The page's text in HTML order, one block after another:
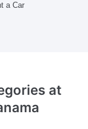
a Car
at